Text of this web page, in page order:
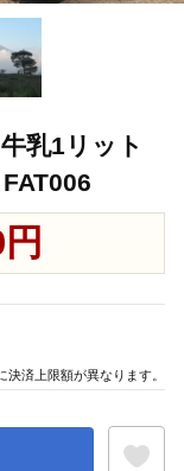
乳1リット
決済上限額が異なります。